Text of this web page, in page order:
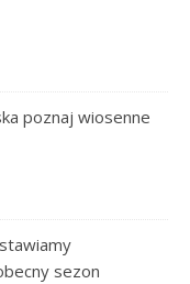
poznaj wiosenne
sezon